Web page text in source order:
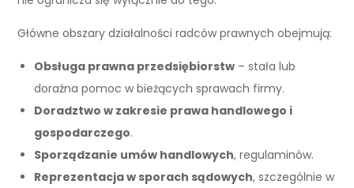
Główne obszary działalności radców prawnych obejmują:
Obsługa prawna przedsiębiorstw – stała lub
doraźna pomoc w bieżących sprawach firmy.
Doradztwo w zakresie prawa handlowego i
gospodarczego.
Sporządzanie umów handlowych, regulaminów.
Reprezentacja w sporach sądowych, szczególnie w